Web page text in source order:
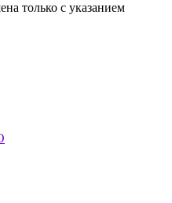
только с указанием